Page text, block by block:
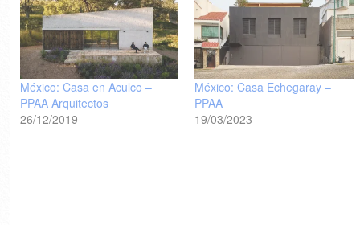
México: Casa en Aculco –
PPAA Arquitectos
26/12/2019
México: Casa Echegaray –
PPAA
19/03/2023